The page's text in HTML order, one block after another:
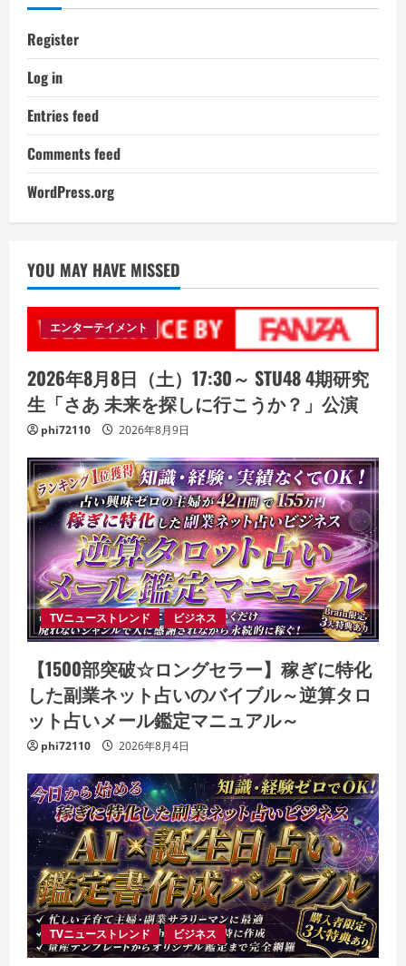
Register
Log in
Entries feed
Comments feed
WordPress.org
YOU MAY HAVE MISSED
エンターテイメント
2026年8月8日（土）17:30～ STU48 4期研究
生「さあ 未来を探しに行こうか？」公演
phi72110 2026年8月9日
TVニューストレンド ビジネス
【1500部突破☆ロングセラー】稼ぎに特化
した副業ネット占いのバイブル～逆算タロ
ット占いメール鑑定マニュアル～
phi72110 2026年8月4日
TVニューストレンド ビジネス